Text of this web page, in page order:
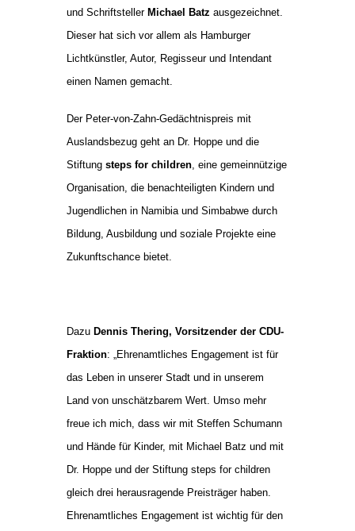
und Schriftsteller Michael Batz ausgezeichnet.
Dieser hat sich vor allem als Hamburger
Lichtkünstler, Autor, Regisseur und Intendant
einen Namen gemacht.
Der Peter-von-Zahn-Gedächtnispreis mit
Auslandsbezug geht an Dr. Hoppe und die
Stiftung steps for children , eine gemeinnützige
Organisation, die benachteiligten Kindern und
Jugendlichen in Namibia und Simbabwe durch
Bildung, Ausbildung und soziale Projekte eine
Zukunftschance bietet.
Dazu Dennis Thering, Vorsitzender der CDU-
Fraktion: „Ehrenamtliches Engagement ist für
das Leben in unserer Stadt und in unserem
Land von unschätzbarem Wert. Umso mehr
freue ich mich, dass wir mit Steffen Schumann
und Hände für Kinder, mit Michael Batz und mit
Dr. Hoppe und der Stiftung steps for children
gleich drei herausragende Preisträger haben.
Ehrenamtliches Engagement ist wichtig für den